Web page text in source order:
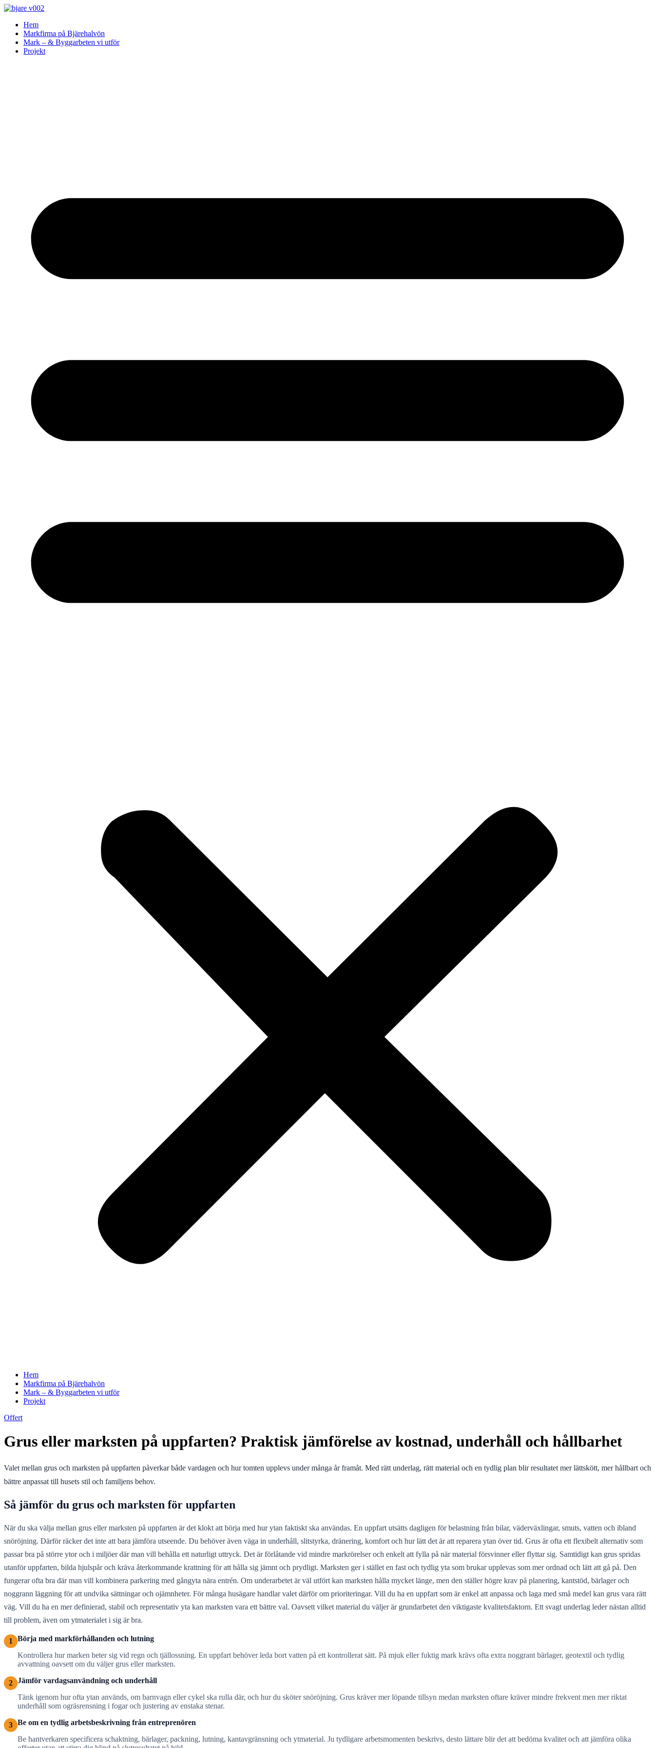
Skip
contentHem
Markfirma på Bjärehalvön
Mark – & Byggarbeten vi utför
Projekt
Hem
Markfirma på Bjärehalvön
Mark – & Byggarbeten vi utför
Projekt
Offert
Grus eller marksten på uppfarten? Praktisk jämförelse av kostnad, underhåll och hållbarhet
Valet mellan grus och marksten på uppfarten påverkar både vardagen och hur tomten upplevs under många år framåt. Med rätt underlag, rätt material och en tydlig plan blir resultatet mer lättskött, mer hållbart och
bättre anpassat till husets stil och familjens behov.
Så jämför du grus och marksten för uppfarten
När du ska välja mellan grus eller marksten på uppfarten är det klokt att börja med hur ytan faktiskt ska användas. En uppfart utsätts dagligen för belastning från bilar, väderväxlingar, smuts, vatten och ibland
snöröjning. Därför räcker det inte att bara jämföra utseende. Du behöver även väga in underhåll, slitstyrka, dränering, komfort och hur lätt det är att reparera ytan över tid. Grus är ofta ett flexibelt alternativ som
passar bra på större ytor och i miljöer där man vill behålla ett naturligt uttryck. Det är förlåtande vid mindre markrörelser och enkelt att fylla på när material försvinner eller flyttar sig. Samtidigt kan grus spridas
utanför uppfarten, bilda hjulspår och kräva återkommande krattning för att hålla sig jämnt och prydligt. Marksten ger i stället en fast och tydlig yta som brukar upplevas som mer ordnad och lätt att gå på. Den
fungerar ofta bra där man vill kombinera parkering med gångyta nära entrén. Om underarbetet är väl utfört kan marksten hålla mycket länge, men den ställer högre krav på planering, kantstöd, bärlager och
noggrann läggning för att undvika sättningar och ojämnheter. För många husägare handlar valet därför om prioriteringar. Vill du ha en uppfart som är enkel att anpassa och laga med små medel kan grus vara rätt
väg. Vill du ha en mer definierad, stabil och representativ yta kan marksten vara ett bättre val. Oavsett vilket material du väljer är grundarbetet den viktigaste kvalitetsfaktorn. Ett svagt underlag leder nästan alltid
till problem, även om ytmaterialet i sig är bra.
1
Börja med markförhållanden och lutning
Kontrollera hur marken beter sig vid regn och tjällossning. En uppfart behöver leda bort vatten på ett kontrollerat sätt. På mjuk eller fuktig mark krävs ofta extra noggrant bärlager, geotextil och tydlig
avvattning oavsett om du väljer grus eller marksten.
2 Jämför vardagsanvändning och underhåll
Tänk igenom hur ofta ytan används, om barnvagn eller cykel ska rulla där, och hur du sköter snöröjning. Grus kräver mer löpande tillsyn medan marksten oftare kräver mindre frekvent men mer riktat
underhåll som ogräsrensning i fogar och justering av enstaka stenar.
3 Be om en tydlig arbetsbeskrivning från entreprenören
Be hantverkaren specificera schaktning, bärlager, packning, lutning, kantavgränsning och ytmaterial. Ju tydligare arbetsmomenten beskrivs, desto lättare blir det att bedöma kvalitet och att jämföra olika